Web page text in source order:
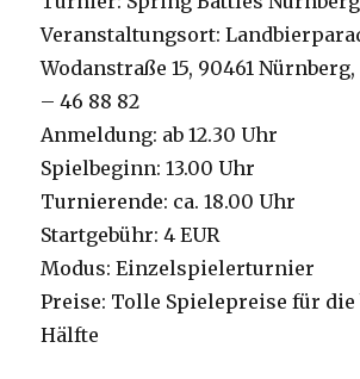
Veranstaltungsort:
Wodanstraße 15, 90461
– 46 88 82
Anmeldung: ab 12.30 Uhr
Spielbeginn: 13.00 Uhr
Turnierende: ca. 18.00 Uhr
Startgebühr: 4 EUR
Modus: Einzelspielerturnier
Preise: Tolle Spielepreise für die
Hälfte